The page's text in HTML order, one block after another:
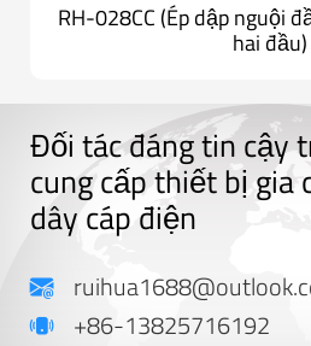
RH-028CC (Ép dập nguội
hai đầu)
Đối tác đáng tin cậy
cung cấp thiết bị gia
dây cáp điện
+86-13825716192